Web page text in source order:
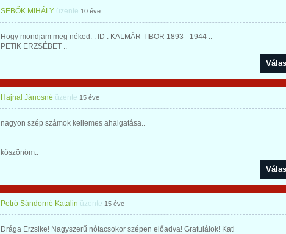
SEBŐK MIHÁLY üzente 10 éve
Hogy mondjam meg néked. : ID . KALMÁR TIBOR 1893 - 1944 ..
PETIK ERZSÉBET ..
Hajnal Jánosné üzente 15 éve
nagyon szép számok kellemes ahalgatása..
kőszönöm..
Petró Sándorné Katalin üzente 15 éve
Drága Erzsike! Nagyszerű nótacsokor szépen előadva! Gratulálok! Kati